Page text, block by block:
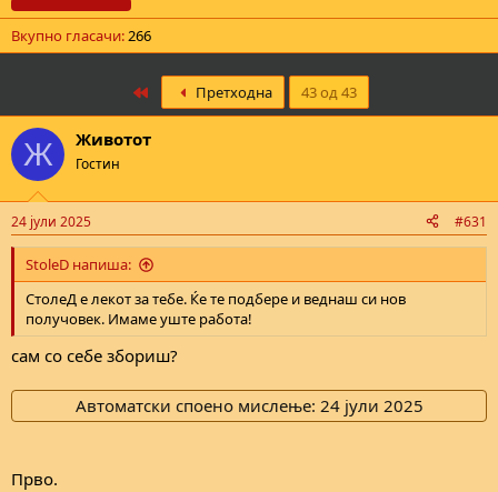
Вкупно гласачи 266
Претходна 43 од 43
Ж Животот
Гостин
24 јули 2025 #631
StoleD напиша:
СтолеД е лекот за тебе. Ќе те подбере и веднаш си нов
получовек. Имаме уште работа!
сам со себе збориш?
Автоматски споено мислење: 24 јули 2025
Прво.